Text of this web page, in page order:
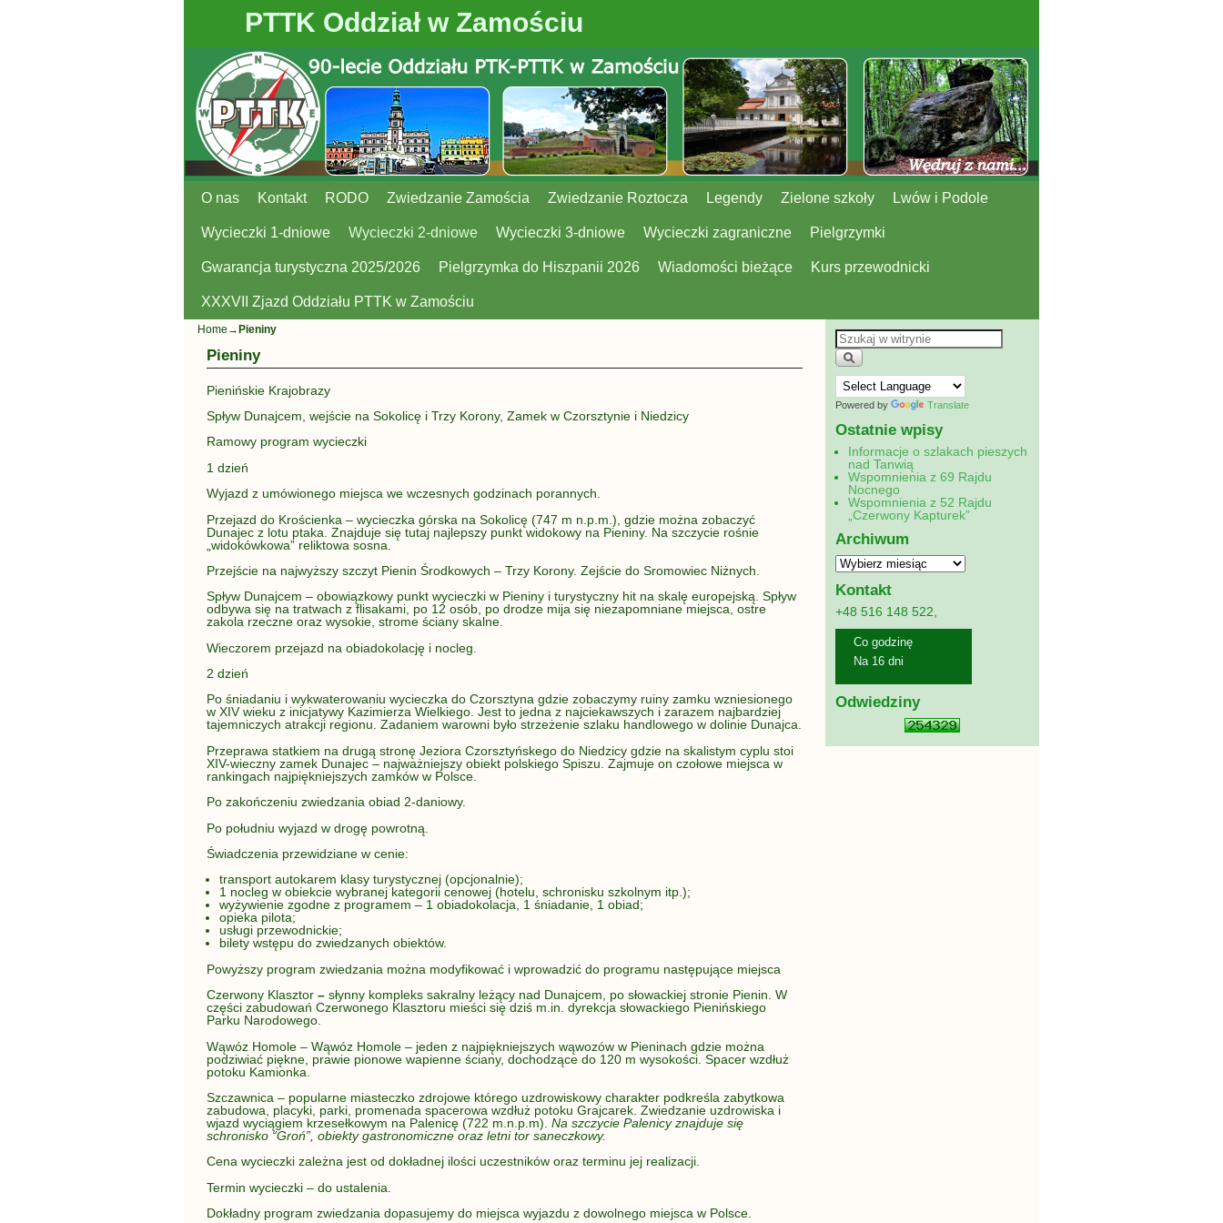
PTTK Oddział w Zamościu
Przejdź do głównej treści
Przejdź do
O nas Kontakt RODO Zwiedzanie Zamościa Zwiedzanie Roztocza Legendy Zielone szkoły Lwów i Podole
Wycieczki 1-dniowe Wycieczki 2-dniowe Wycieczki 3-dniowe Wycieczki zagraniczne Pielgrzymki
Gwarancja turystyczna 2025/2026 Pielgrzymka do Hiszpanii 2026 Wiadomości bieżące Kurs przewodnicki
XXXVII Zjazd Oddziału PTTK w Zamościu
Home →Pieniny
Pieniny
Pienińskie Krajobrazy
Spływ Dunajcem, wejście na Sokolicę i Trzy Korony, Zamek w Czorsztynie i Niedzicy
Ramowy program wycieczki
1 dzień
Wyjazd z umówionego miejsca we wczesnych godzinach porannych.
Przejazd do Krościenka – wycieczka górska na Sokolicę (747 m n.p.m.), gdzie można zobaczyć
Dunajec z lotu ptaka. Znajduje się tutaj najlepszy punkt widokowy na Pieniny. Na szczycie rośnie
„widokówkowa” reliktowa sosna.
Przejście na najwyższy szczyt Pienin Środkowych – Trzy Korony. Zejście do Sromowiec Niżnych.
Spływ Dunajcem – obowiązkowy punkt wycieczki w Pieniny i turystyczny hit na skalę europejską. Spływ
odbywa się na tratwach z flisakami, po 12 osób, po drodze mija się niezapomniane miejsca, ostre
zakola rzeczne oraz wysokie, strome ściany skalne.
Wieczorem przejazd na obiadokolację i nocleg.
2 dzień
Po śniadaniu i wykwaterowaniu wycieczka do Czorsztyna gdzie zobaczymy ruiny zamku wzniesionego
w XIV wieku z inicjatywy Kazimierza Wielkiego. Jest to jedna z najciekawszych i zarazem najbardziej
tajemniczych atrakcji regionu. Zadaniem warowni było strzeżenie szlaku handlowego w dolinie Dunajca.
Przeprawa statkiem na drugą stronę Jeziora Czorsztyńskego do Niedzicy gdzie na skalistym cyplu stoi
XIV-wieczny zamek Dunajec – najważniejszy obiekt polskiego Spiszu. Zajmuje on czołowe miejsca w
rankingach najpiękniejszych zamków w Polsce.
Po zakończeniu zwiedzania obiad 2-daniowy.
Po południu wyjazd w drogę powrotną.
Świadczenia przewidziane w cenie:
transport autokarem klasy turystycznej (opcjonalnie);
1 nocleg w obiekcie wybranej kategorii cenowej (hotelu, schronisku szkolnym itp.);
wyżywienie zgodne z programem – 1 obiadokolacja, 1 śniadanie, 1 obiad;
opieka pilota;
usługi przewodnickie;
bilety wstępu do zwiedzanych obiektów.
Powyższy program zwiedzania można modyfikować i wprowadzić do programu następujące miejsca
Czerwony Klasztor – słynny kompleks sakralny leżący nad Dunajcem, po słowackiej stronie Pienin. W
części zabudowań Czerwonego Klasztoru mieści się dziś m.in. dyrekcja słowackiego Pienińskiego
Parku Narodowego.
Wąwóz Homole – Wąwóz Homole – jeden z najpiękniejszych wąwozów w Pieninach gdzie można
podziwiać piękne, prawie pionowe wapienne ściany, dochodzące do 120 m wysokości. Spacer wzdłuż
potoku Kamionka.
Szczawnica – popularne miasteczko zdrojowe którego uzdrowiskowy charakter podkreśla zabytkowa
zabudowa, placyki, parki, promenada spacerowa wzdłuż potoku Grajcarek. Zwiedzanie uzdrowiska i
wjazd wyciągiem krzesełkowym na Palenicę (722 m.n.p.m). Na szczycie Palenicy znajduje się
schronisko “Groń”, obiekty gastronomiczne oraz letni tor saneczkowy.
Cena wycieczki zależna jest od dokładnej ilości uczestników oraz terminu jej realizacji.
Termin wycieczki – do ustalenia.
Dokładny program zwiedzania dopasujemy do miejsca wyjazdu z dowolnego miejsca w Polsce.
Powered by Translate
Ostatnie wpisy
Informacje o szlakach pieszych
nad Tanwią
Wspomnienia z 69 Rajdu
Nocnego
Wspomnienia z 52 Rajdu
„Czerwony Kapturek”
Archiwum
Kontakt
+48 516 148 522,
Co godzinę
Na 16 dni
Odwiedziny